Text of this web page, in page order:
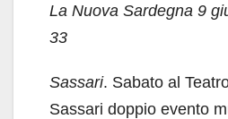
La Nuova Sardegna 9
33
Sassari. Sabato al
Sassari doppio evento